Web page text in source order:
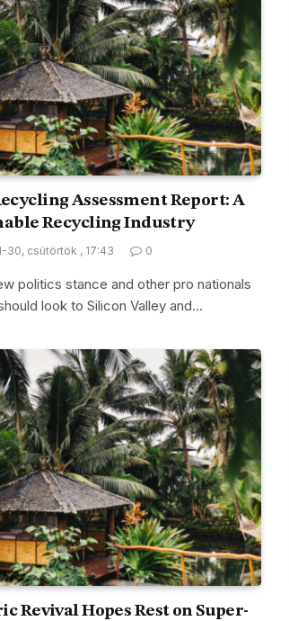
Assessment Report: A
Recycling Industry
30, csütörtök , 17:43 0
politics stance and other pro nationals
look to Silicon Valley and…
Revival Hopes Rest on Super-